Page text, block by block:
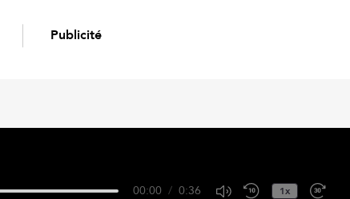
Publicité
1x
00:00 / 0:36